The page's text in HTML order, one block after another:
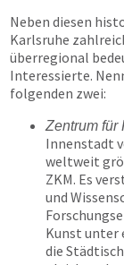
Neben diesen
Karlsruhe
überregional
Interessierte.
folgenden zwei:
Zentrum für
Innenstadt
weltweit
ZKM. Es
und
Kunst unter
die